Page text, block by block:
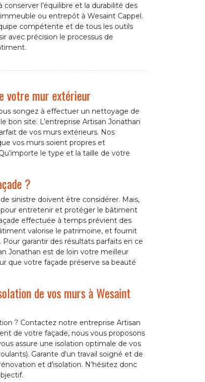
l’équilibre et la durabilité des
ou entrepôt à Wesaint Cappel.
compétente et de tous les outils
avec précision le processus de
votre mur extérieur
songez à effectuer un nettoyage de
bon site. L’entreprise Artisan Jonathan
de vos murs extérieurs. Nos
vos murs soient propres et
le type et la taille de votre
?
sinistre doivent être considérer. Mais,
pour entretenir et protéger le bâtiment
effectuée à temps prévient des
valorise le patrimoine, et fournit
garantir des résultats parfaits en ce
Jonathan est de loin votre meilleur
que votre façade préserve sa beauté
de vos murs à Wesaint
? Contactez notre entreprise Artisan
de votre façade, nous vous proposons
assure une isolation optimale de vos
Garante d'un travail soigné et de
et d'isolation. N’hésitez donc